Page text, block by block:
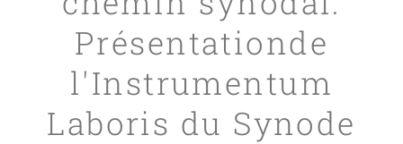
Présentationde
l'Instrumentum
Laboris du Synode